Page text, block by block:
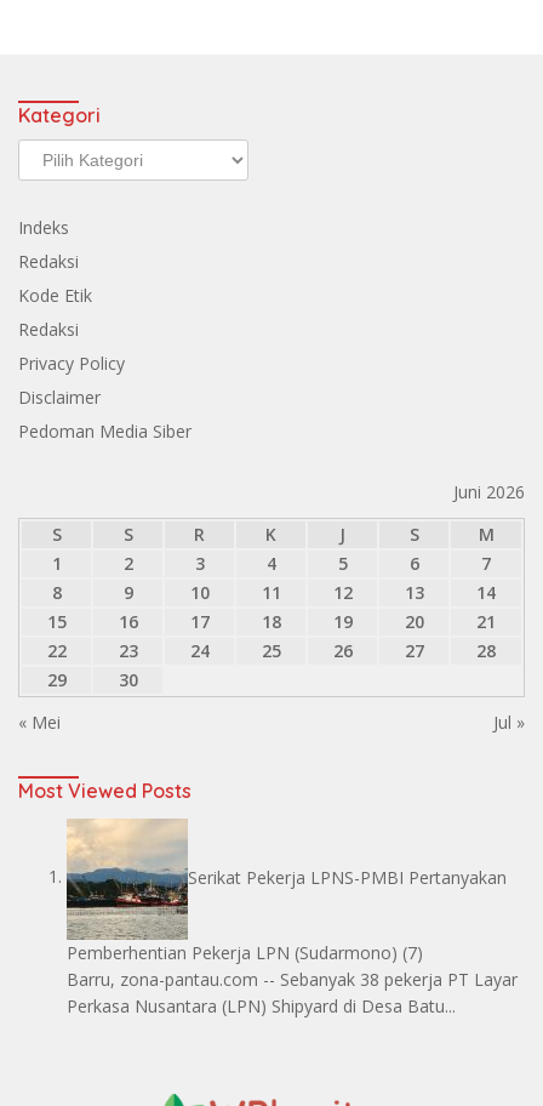
Kategori
Kategori
Indeks
Redaksi
Kode Etik
Redaksi
Privacy Policy
Disclaimer
Pedoman Media Siber
Juni 2026
S
S R K J S
M
1
2 3 4 5 6
7
8
9 10 11 12 13
14
15
16 17 18 19 20
21
22
23 24 25 26 27
28
29
30
« Mei
Jul »
Most Viewed Posts
Serikat Pekerja LPNS-PMBI Pertanyakan
Pemberhentian Pekerja LPN (Sudarmono) (7)
Barru, zona-pantau.com -- Sebanyak 38 pekerja PT Layar
Perkasa Nusantara (LPN) Shipyard di Desa Batu...